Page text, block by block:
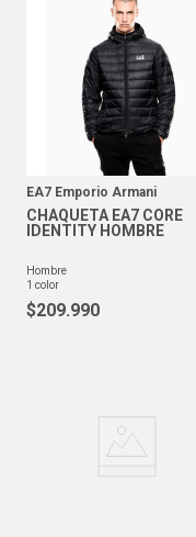
EA7 Emporio Armani
CHAQUETA EA7 CORE
IDENTITY HOMBRE
hombre
1 color
$209.990